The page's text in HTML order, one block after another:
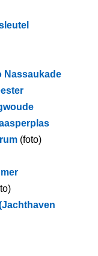
Nassaukade
(foto)